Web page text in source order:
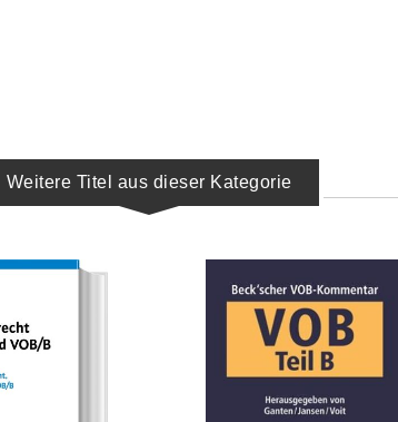
Weitere Titel aus dieser Kategorie
IN DEN WARENKORB